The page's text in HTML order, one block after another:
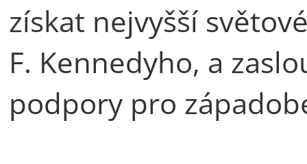
získat nejvyšší
F. Kennedyho, a
podpory pro